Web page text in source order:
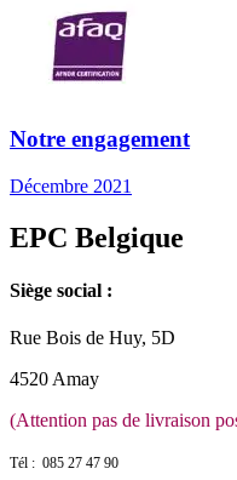
Notre engagement
Décembre 2021
EPC Belgique
Siège social :
Rue Bois de Huy, 5D
4520 Amay
(Attention pas de livraison
Tél : 085 27 47 90